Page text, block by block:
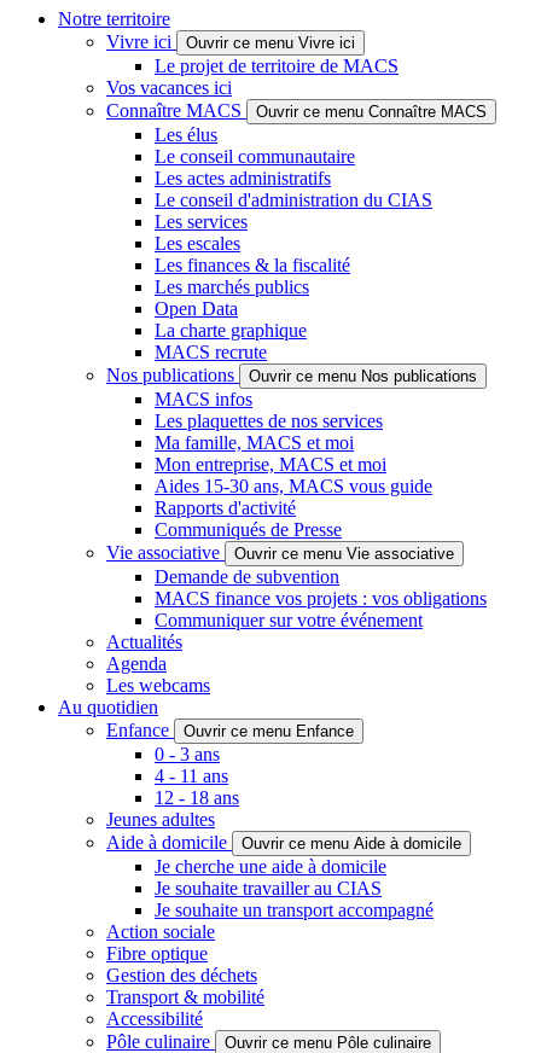
Notre territoire
Vivre ici
Ouvrir ce menu Vivre ici
Le projet de territoire de MACS
Vos vacances ici
Connaître MACS
Ouvrir ce menu Connaître MACS
Les élus
Le conseil communautaire
Les actes administratifs
Le conseil d'administration du CIAS
Les services
Les escales
Les finances & la fiscalité
Les marchés publics
Open Data
La charte graphique
MACS recrute
Nos publications
Ouvrir ce menu Nos publications
MACS infos
Les plaquettes de nos services
Ma famille, MACS et moi
Mon entreprise, MACS et moi
Aides 15-30 ans, MACS vous guide
Rapports d'activité
Communiqués de Presse
Vie associative
Ouvrir ce menu Vie associative
Demande de subvention
MACS finance vos projets : vos obligations
Communiquer sur votre événement
Actualités
Agenda
Les webcams
Au quotidien
Enfance
Ouvrir ce menu Enfance
0 - 3 ans
4 - 11 ans
12 - 18 ans
Jeunes adultes
Aide à domicile
Ouvrir ce menu Aide à domicile
Je cherche une aide à domicile
Je souhaite travailler au CIAS
Je souhaite un transport accompagné
Action sociale
Fibre optique
Gestion des déchets
Transport & mobilité
Accessibilité
Pôle culinaire
Ouvrir ce menu Pôle culinaire